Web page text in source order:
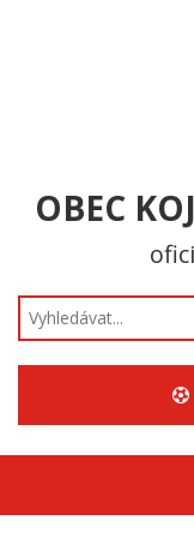
OBEC
Hledat